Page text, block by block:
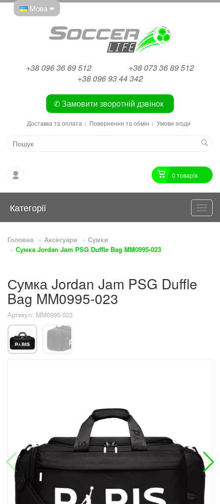
Мова
+38 096 36 89 512
+38 073 36 89 512
+38 096 93 44 342
✆ Замовити зворотній дзвінок
Доставка та оплата Повернення та обмін Умови згоди
0 товарiв
Категорії
Головна Аксесуари
Сумки
Сумка Jordan Jam PSG Duffle Bag MM0995-023
Сумка Jordan Jam PSG Duffle
Bag MM0995-023
Артикул: MM0995-023